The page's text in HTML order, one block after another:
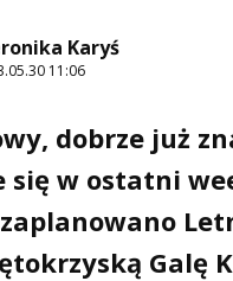
Karyś
11:06
dobrze już
się w ostatni
Galę